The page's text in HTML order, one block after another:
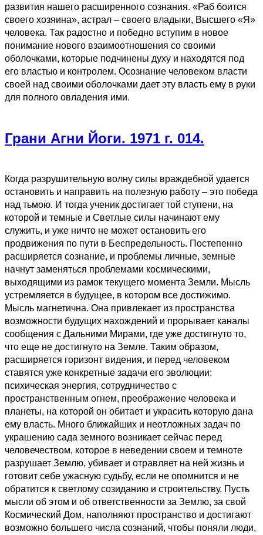
развития нашего расширенного сознания. «Раб боится
своего хозяина», астрал – своего владыки, Высшего «Я»
человека. Так радостно и победно вступим в новое
понимание нового взаимоотношения со своими
оболочками, которые подчинены духу и находятся под
его властью и контролем. Осознание человеком власти
своей над своими оболочками дает эту власть ему в руки
для полного овладения ими.
Грани Агни Йоги. 1971 г. 014.
Когда разрушительную волну силы враждебной удается
остановить и направить на полезную работу – это победа
над тьмою. И тогда ученик достигает той ступени, на
которой и темные и Светлые силы начинают ему
служить, и уже ничто не может остановить его
продвижения по пути в Беспредельность. Постепенно
расширяется сознание, и проблемы личные, земные
начнут заменяться проблемами космическими,
выходящими из рамок текущего момента Земли. Мысль
устремляется в будущее, в котором все достижимо.
Мысль магнетична. Она привлекает из пространства
возможности будущих нахождений и прорывает каналы
сообщения с Дальними Мирами, где уже достигнуто то,
что еще не достигнуто на Земле. Таким образом,
расширяется горизонт видения, и перед человеком
ставятся уже конкретные задачи его эволюции:
психическая энергия, сотрудничество с
пространственным огнем, преображение человека и
планеты, на которой он обитает и украсить которую дана
ему власть. Много ближайших и неотложных задач по
украшению сада земного возникает сейчас перед
человечеством, которое в неведении своем и темноте
разрушает Землю, убивает и отравляет на ней жизнь и
готовит себе ужасную судьбу, если не опомнится и не
обратится к светлому созиданию и строительству. Пусть
мысли об этом и об ответственности за Землю, за свой
Космический Дом, наполняют пространство и достигают
возможно большего числа сознаний, чтобы поняли люди,